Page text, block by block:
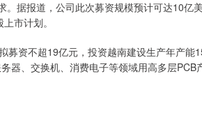
据报道，公司此次募资规模预计可达10亿
市计划。
募资不超19亿元，投资越南建设生产年产能
器、交换机、消费电子等领域用高多层PCB